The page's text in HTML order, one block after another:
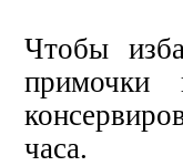
Чтобы
примочки
часа.